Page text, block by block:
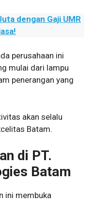
dengan Gaji UMR
perusahaan ini
mulai dari lampu
penerangan yang
akan selalu
Batam.
di PT.
Batam
ini membuka